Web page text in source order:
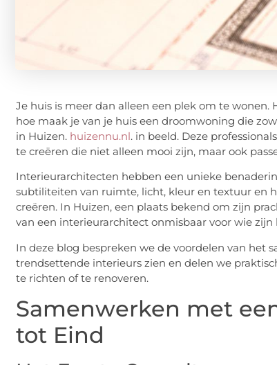
Je huis is meer dan alleen een plek om te
hoe maak je van je huis een droomwoning die
in Huizen. huizennu.nl. in beeld. Deze
te creëren die niet alleen mooi zijn, maar ook
Interieurarchitecten hebben een unieke
subtiliteiten van ruimte, licht, kleur en textuur en
creëren. In Huizen, een plaats bekend om zijn
van een interieurarchitect onmisbaar voor wie
In deze blog bespreken we de voordelen van het
trendsettende interieurs zien en delen we
te richten of te renoveren.
Samenwerken met
tot Eind